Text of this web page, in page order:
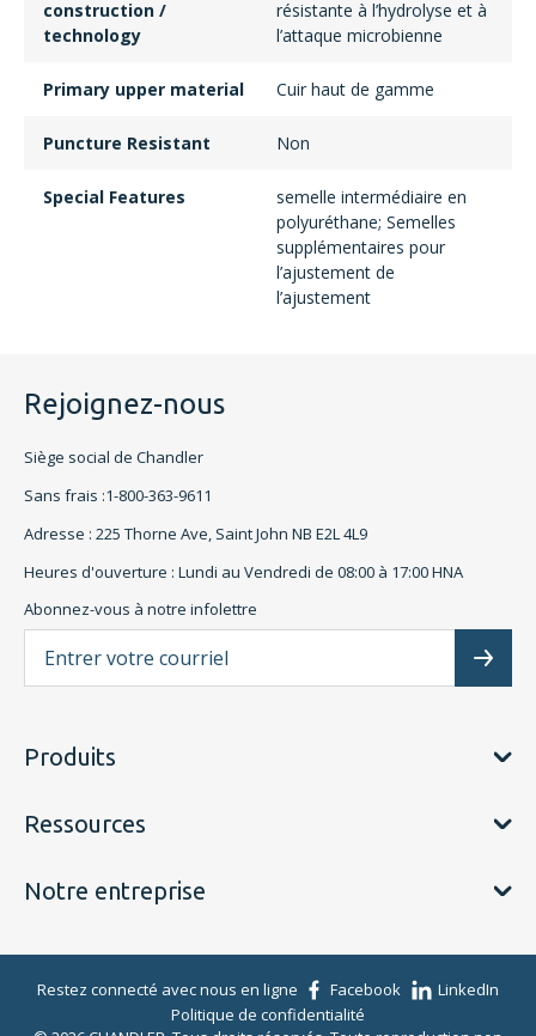
construction /
technology
résistante à l’hydrolyse et à
l’attaque microbienne
Primary upper material Cuir haut de gamme
Puncture Resistant Non
Special Features
semelle intermédiaire en
polyuréthane; Semelles
supplémentaires pour
l’ajustement de
l’ajustement
Rejoignez-nous
Siège social de Chandler
Sans frais :1-800-363-9611
Adresse : 225 Thorne Ave, Saint John NB E2L 4L9
Heures d'ouverture : Lundi au Vendredi de 08:00 à 17:00 HNA
Abonnez-vous à notre infolettre
Produits
Ressources
Notre entreprise
Restez connecté avec nous en ligne Facebook
LinkedIn
Politique de confidentialité